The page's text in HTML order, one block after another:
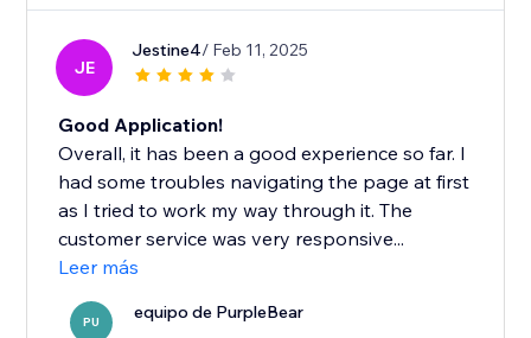
JE
Jestine4/ Feb 11, 2025
Good Application!
Overall, it has been a good experience so far. I
had some troubles navigating the page at first
as I tried to work my way through it. The
customer service was very responsive...
Leer más
PU equipo de PurpleBear